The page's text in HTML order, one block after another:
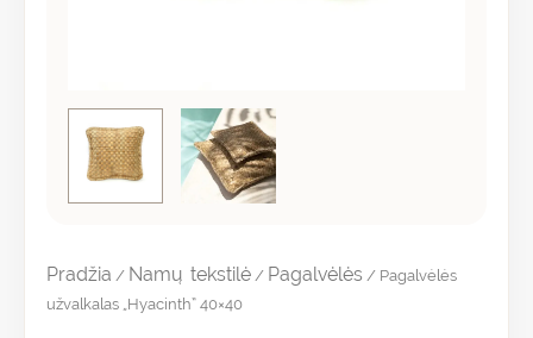
Pradžia / Namų tekstilė / Pagalvėlės / Pagalvėlės
užvalkalas „Hyacinth” 40×40